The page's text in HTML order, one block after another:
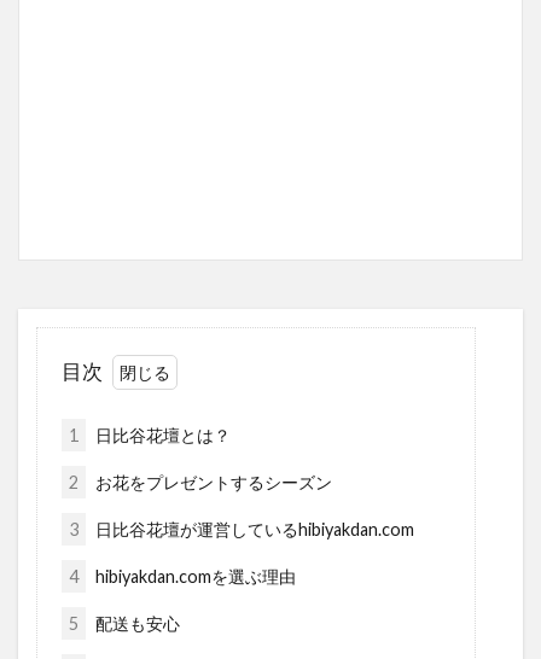
目次
1 日比谷花壇とは？
2 お花をプレゼントするシーズン
3 日比谷花壇が運営しているhibiyakdan.com
4 hibiyakdan.comを選ぶ理由
5 配送も安心